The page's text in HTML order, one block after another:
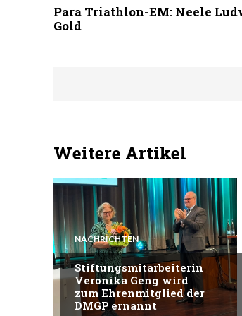
Para Triathlon-EM: Neele
Gold
Weitere Artikel
NACHRICHTEN
Stiftungsmitarbeiterin
Veronika Geng wird
zum Ehrenmitglied der
DMGP ernannt